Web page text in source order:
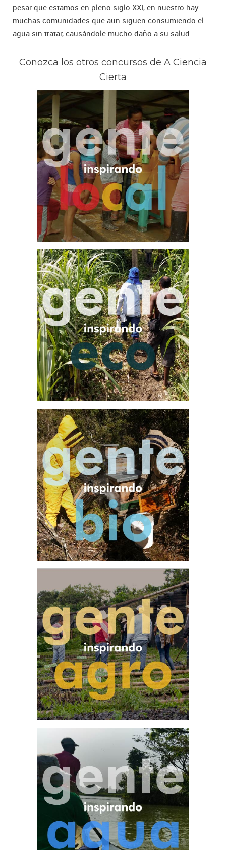
pesar que estamos en pleno siglo XXI, en nuestro hay
muchas comunidades que aun siguen consumiendo el
agua sin tratar, causándole mucho daño a su salud
Conozca los otros concursos de A Ciencia
Cierta